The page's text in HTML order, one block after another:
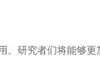
研究者们将能够